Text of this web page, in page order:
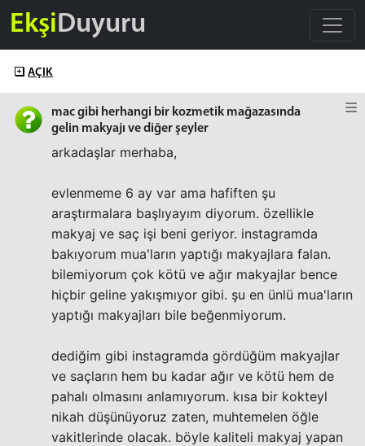
EkşiDuyuru
AÇIK
mac gibi herhangi bir kozmetik mağazasında
gelin makyajı ve diğer şeyler
arkadaşlar merhaba,
evlenmeme 6 ay var ama hafiften şu
araştırmalara başlıyayım diyorum. özellikle
makyaj ve saç işi beni geriyor. instagramda
bakıyorum mua'ların yaptığı makyajlara falan.
bilemiyorum çok kötü ve ağır makyajlar bence
hiçbir geline yakışmıyor gibi. şu en ünlü mua'ların
yaptığı makyajları bile beğenmiyorum.
dediğim gibi instagramda gördüğüm makyajlar
ve saçların hem bu kadar ağır ve kötü hem de
pahalı olmasını anlamıyorum. kısa bir kokteyl
nikah düşünüyoruz zaten, muhtemelen öğle
vakitlerinde olacak. böyle kaliteli makyaj yapan